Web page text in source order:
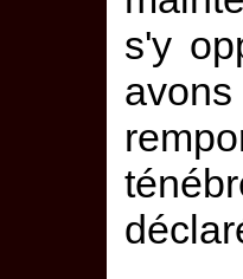
s'y